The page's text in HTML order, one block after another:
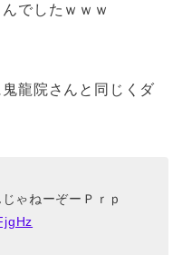
でしたｗｗｗ
龍院さんと同じくダ
ゃねーぞーＰｒｐ